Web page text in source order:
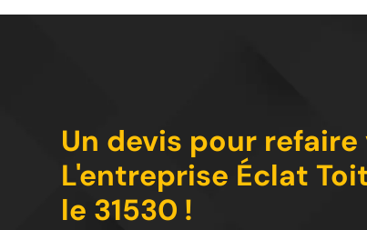
Un devis pour
L'entreprise Éclat
le 31530 !